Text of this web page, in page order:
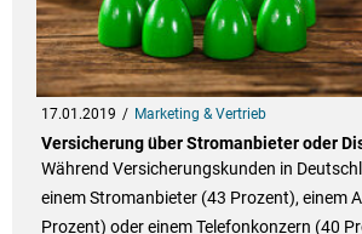
17.01.2019 Marketing & Vertrieb
Versicherung über Stromanbieter oder
Während Versicherungskunden in
einem Stromanbieter (43 Prozent), einem
Prozent) oder einem Telefonkonzern (40